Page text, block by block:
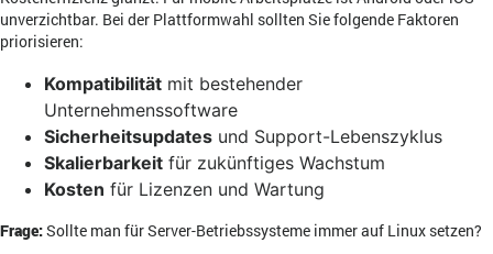
unverzichtbar. Bei der Plattformwahl sollten Sie folgende Faktoren
priorisieren:
Kompatibilität mit bestehender
Unternehmenssoftware
Sicherheitsupdates und Support-Lebenszyklus
Skalierbarkeit für zukünftiges Wachstum
Kosten für Lizenzen und Wartung
Frage:Sollte man für Server-Betriebssysteme immer auf Linux setzen?